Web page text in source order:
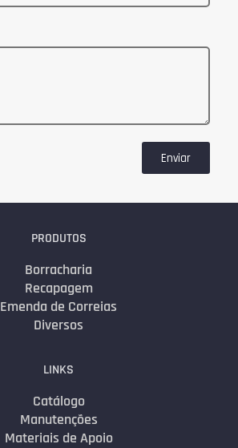
Enviar
PRODUTOS
Borracharia
Recapagem
Emenda de Correias
Diversos
LINKS
Catálogo
Manutenções
Materiais de Apoio